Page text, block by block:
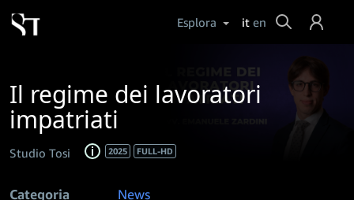
Esplora it en Cerca
Login
Aiuto
Il regime dei lavoratori
impatriati
Studio Tosi 2025 FULL-HD
Categoria
News